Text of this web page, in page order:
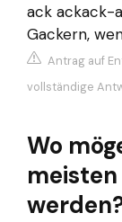
ack ackack-
Gackern,
Antrag auf
vollständige
Wo